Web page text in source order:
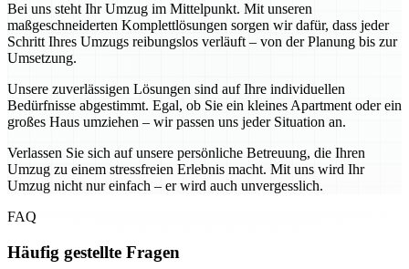
Bei uns steht Ihr Umzug im Mittelpunkt. Mit unseren
maßgeschneiderten Komplettlösungen sorgen wir dafür, dass jeder
Schritt Ihres Umzugs reibungslos verläuft – von der Planung bis zur
Umsetzung.
Unsere zuverlässigen Lösungen sind auf Ihre individuellen
Bedürfnisse abgestimmt. Egal, ob Sie ein kleines Apartment oder ein
großes Haus umziehen – wir passen uns jeder Situation an.
Verlassen Sie sich auf unsere persönliche Betreuung, die Ihren
Umzug zu einem stressfreien Erlebnis macht. Mit uns wird Ihr
Umzug nicht nur einfach – er wird auch unvergesslich.
FAQ
Häufig gestellte Fragen